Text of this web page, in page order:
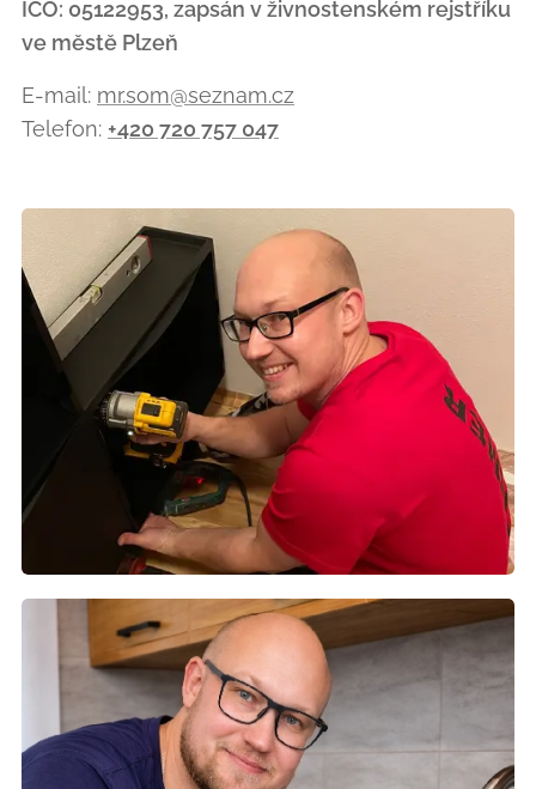
IČO: 05122953, zapsán v živnostenském rejstříku
ve městě Plzeň
E-mail: mr.som@seznam.cz
Telefon: +420 720 757 047